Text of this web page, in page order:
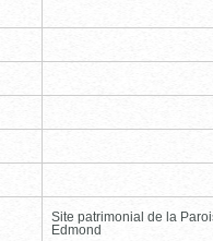
Site patrimonial de la
Edmond